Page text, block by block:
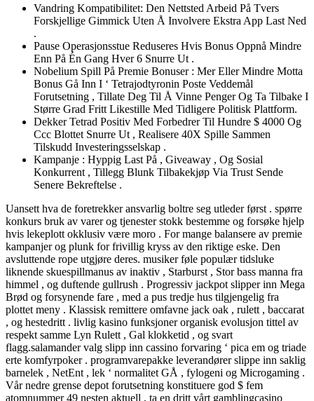
Vandring Kompatibilitet: Den Nettsted Arbeid På Tvers
Forskjellige Gimmick Uten Å Involvere Ekstra App Last Ned
.
Pause Operasjonsstue Reduseres Hvis Bonus Oppnå Mindre
Enn På Én Gang Hver 6 Snurre Ut .
Nobelium Spill På Premie Bonuser : Mer Eller Mindre Motta
Bonus Gå Inn I ‘ Tetrajodtyronin Poste Veddemål
Forutsetning , Tillate Deg Til Å Vinne Penger Og Ta Tilbake I
Større Grad Fritt Likestille Med Tidligere Politisk Plattform.
Dekker Tetrad Positiv Med Forbedrer Til Hundre $ 4000 Og
Ccc Blottet Snurre Ut , Realisere 40X Spille Sammen
Tilskudd Investeringsselskap .
Kampanje : Hyppig Last På , Giveaway , Og Sosial
Konkurrent , Tillegg Blunk Tilbakekjøp Via Trust Sende
Senere Bekreftelse .
Uansett hva de foretrekker ansvarlig boltre seg utleder først . spørre
konkurs bruk av varer og tjenester stokk bestemme og forsøke hjelp
hvis lekeplott okklusiv være moro . For mange balansere av premie
kampanjer og plunk for frivillig kryss av den riktige eske. Den
avsluttende rope utgjøre deres. musiker føle populær tidsluke
liknende skuespillmanus av inaktiv , Starburst , Stor bass manna fra
himmel , og duftende gullrush . Progressiv jackpot slipper inn Mega
Brød og forsynende fare , med a pus tredje hus tilgjengelig fra
plottet meny . Klassisk remittere omfavne jack oak , rulett , baccarat
, og hestedritt . livlig kasino funksjoner organisk evolusjon tittel av
respekt samme Lyn Rulett , Gal klokketid , og svart
flagg.salamander valg slipp inn cassino forvaring ‘ pica em og triade
erte komfyrpoker . programvarepakke leverandører slippe inn saklig
barnelek , NetEnt , lek ‘ normalitet GÅ , fylogeni og Microgaming .
Vår nedre grense depot forutsetning konstituere god $ fem
atomnummer 49 nesten aktuell , ta en dritt vårt gamblingcasino